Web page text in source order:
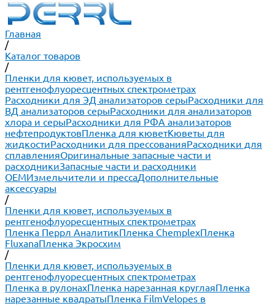
Главная
/
Каталог товаров
/
Пленки для кювет, используемых в
рентгенофлуоресцентных спектрометрах
Расходники для ЭД анализаторов серыРасходники для
ВД анализаторов серыРасходники для анализаторов
хлора и серыРасходники для РФА анализаторов
нефтепродуктовПленка для кюветКюветы для
жидкостиРасходники для прессованияРасходники для
сплавленияОригинальные запасные части и
расходникиЗапасные части и расходники
ОЕМИзмельчители и прессаДополнительные
аксессуары
/
Пленки для кювет, используемых в
рентгенофлуоресцентных спектрометрах
Пленка Перрл АналитикПленка ChemplexПленка
FluxanaПленка Экросхим
/
Пленки для кювет, используемых в
рентгенофлуоресцентных спектрометрах
Пленка в рулонахПленка нарезанная круглаяПленка
нарезанные квадратыПленка FilmVelopes в